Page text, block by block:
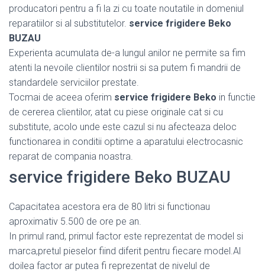
producatori pentru a fi la zi cu toate noutatile in domeniul
reparatiilor si al substitutelor. service frigidere Beko
BUZAU
Experienta acumulata de-a lungul anilor ne permite sa fim
atenti la nevoile clientilor nostrii si sa putem fi mandrii de
standardele serviciilor prestate.
Tocmai de aceea oferim service frigidere Beko in functie
de cererea clientilor, atat cu piese originale cat si cu
substitute, acolo unde este cazul si nu afecteaza deloc
functionarea in conditii optime a aparatului electrocasnic
reparat de compania noastra.
service frigidere Beko BUZAU
Capacitatea acestora era de 80 litri si functionau
aproximativ 5.500 de ore pe an.
In primul rand, primul factor este reprezentat de model si
marca,pretul pieselor fiind diferit pentru fiecare model.Al
doilea factor ar putea fi reprezentat de nivelul de